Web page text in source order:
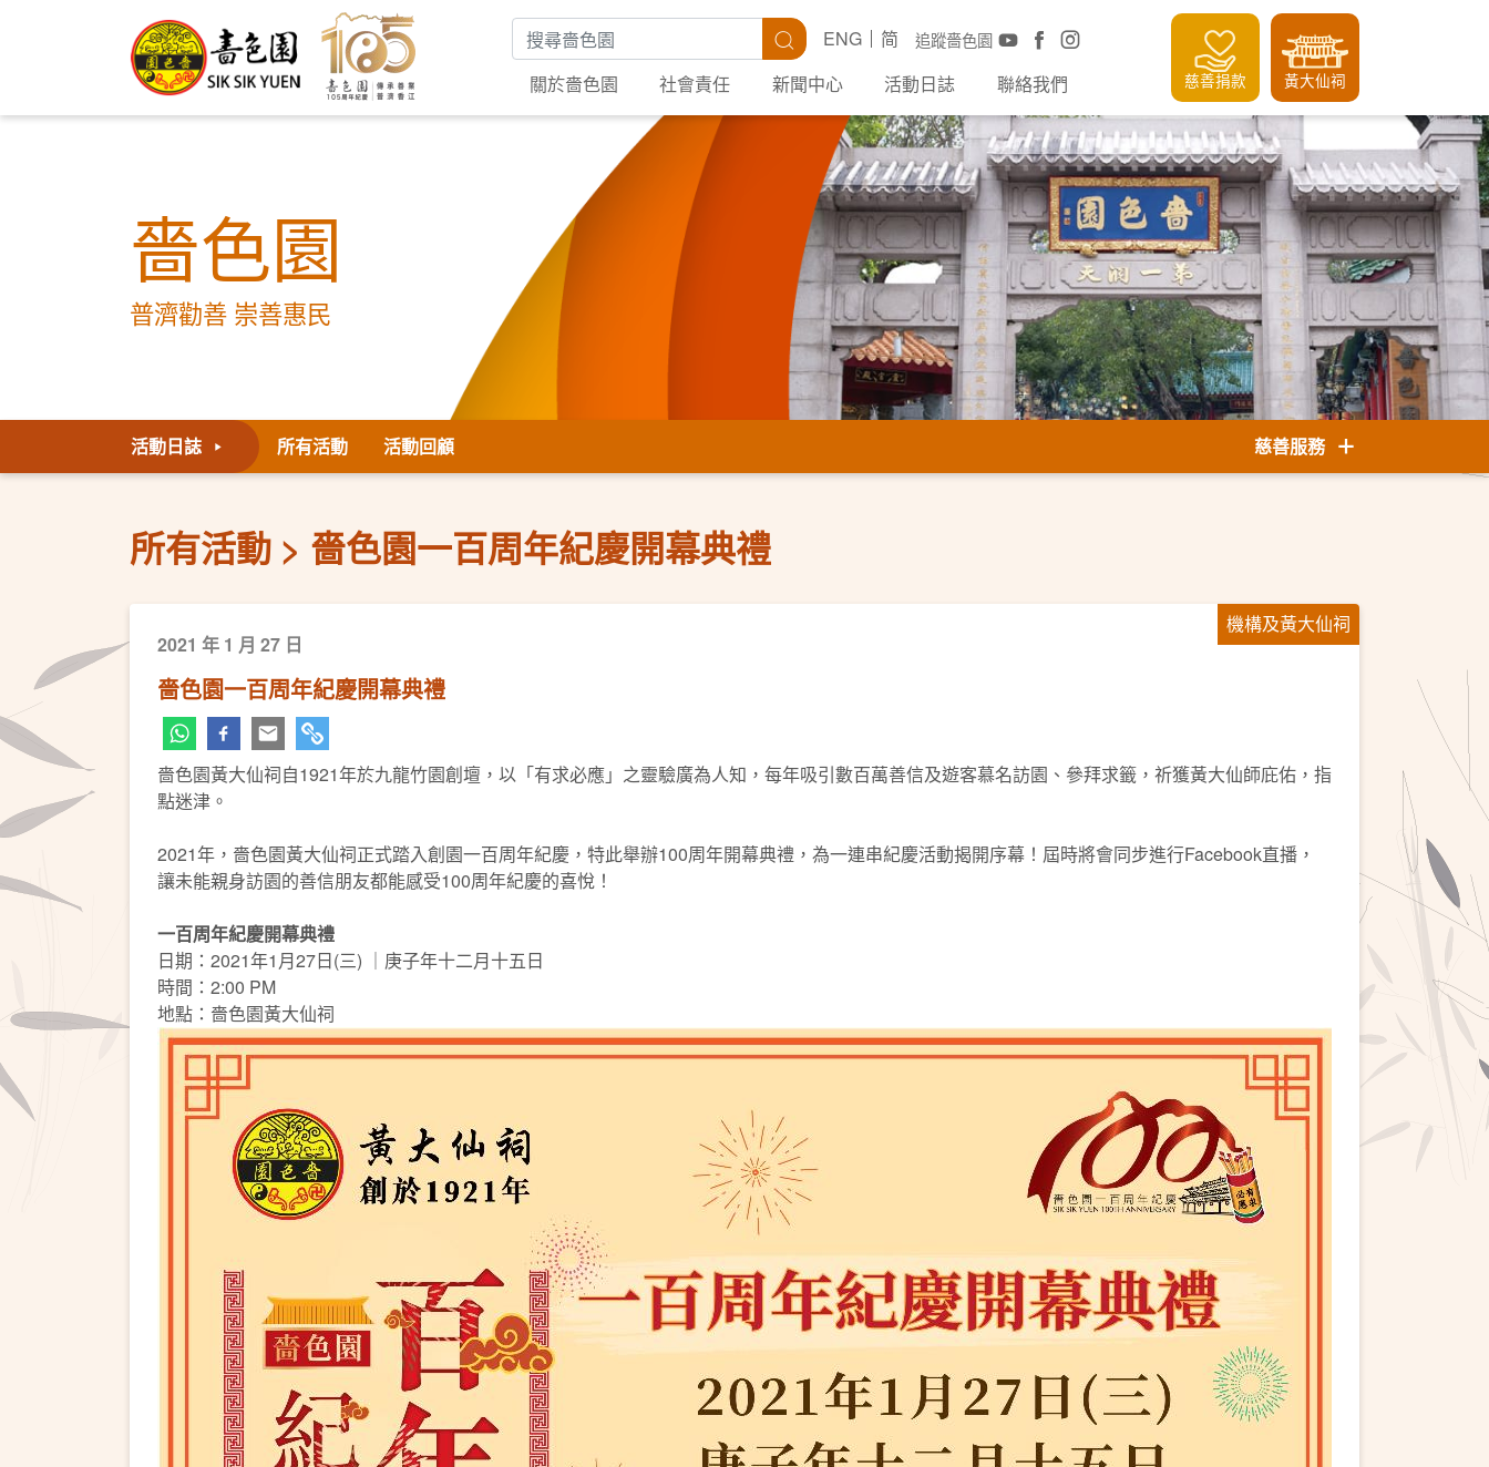
搜尋關鍵字 搜尋 追蹤嗇色園
ENG
简
關於嗇色園
社會責任 新聞中心 活動日誌 聯絡我們 慈善捐款 黃大仙祠
嗇色園
普濟勸善 崇善惠民
活動日誌 所有活動 活動回顧 慈善服務
所有活動 嗇色園一百周年紀慶開幕典禮
機構及黃大仙祠
2021 年 1 月 27 日
嗇色園一百周年紀慶開幕典禮
嗇色園黃大仙祠自1921年於九龍竹園創壇，以「有求必應」之靈驗廣為人知，每年吸引數百萬善信及遊客慕名訪園、參拜求籤，祈獲黃大仙師庇佑，指
點迷津。
2021年，嗇色園黃大仙祠正式踏入創園一百周年紀慶，特此舉辦100周年開幕典禮，為一連串紀慶活動揭開序幕！屆時將會同步進行Facebook直播，
讓未能親身訪園的善信朋友都能感受100周年紀慶的喜悅！
一百周年紀慶開幕典禮
日期：2021年1月27日(三) ｜庚子年十二月十五日
時間：2:00 PM
地點：嗇色園黃大仙祠